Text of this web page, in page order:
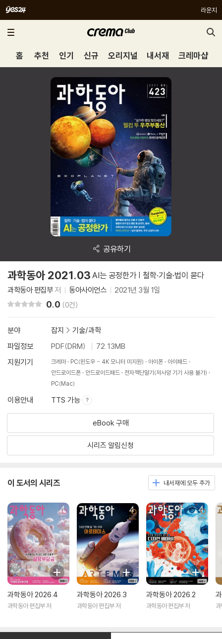
라운지
홈 추천 인기 신규 오리지널 내서재 크레마샵
공유하기
과학동아 2021.03 AI는 공정한가 | 철학·기술·법이 묻다
과학동아 편집부저 동아사이언스 2021년 3월 1일
0.0 (0건)
분야 잡지 > 기술/과학
파일정보
PDF(DRM)
72.13MB
지원기기
크레마 PC(윈도우 - 4K 모니터 미지원) 아이폰
아이패드
안드로이드폰
안드로이드패드
전자책단말기(저사양 기기 사용 불가)
PC(Mac)
이용안내 TTS 가능
eBook 구매
시리즈 알림신청
이 도서의 시리즈 내서재에 모두 추가
과학동아 2026.4
과학동아 편집부 저
과학동아 2026.3
과학동아 편집부 저
과학동아 2026.2
과학동아 편집부 저